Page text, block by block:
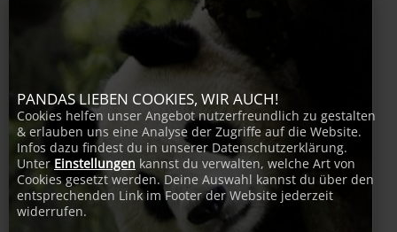
PANDAS LIEBEN COOKIES, WIR AUCH!
Cookies helfen unser Angebot nutzerfreundlich zu gestalten
& erlauben uns eine Analyse der Zugriffe auf die Website.
Infos dazu findest du in unserer Datenschutzerklärung.
Unter Einstellungen kannst du verwalten, welche Art von
Cookies gesetzt werden. Deine Auswahl kannst du über den
entsprechenden Link im Footer der Website jederzeit
widerrufen.